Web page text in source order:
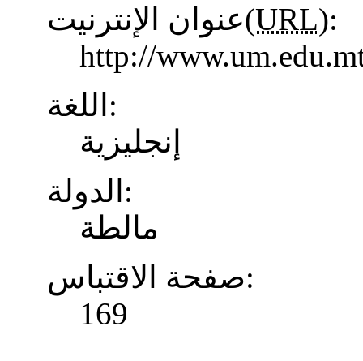
عنوان الإنترنيت(URL):
http://
اللغة:
إنجليزية
الدولة:
مالطة
صفحة الاقتباس:
169